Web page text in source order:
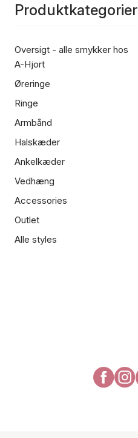
Produktkategorier
Oversigt - alle smykker hos
A-Hjort
Øreringe
Ringe
Armbånd
Halskæder
Ankelkæder
Vedhæng
Accessories
Outlet
Alle styles